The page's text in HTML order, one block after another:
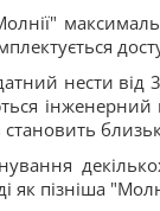
нести від
становить
як пізніша